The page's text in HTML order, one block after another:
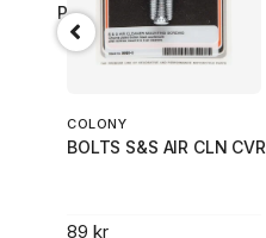
PACK OF 2
COLONY
BOLTS S&S AIR CLN CVR
89 kr